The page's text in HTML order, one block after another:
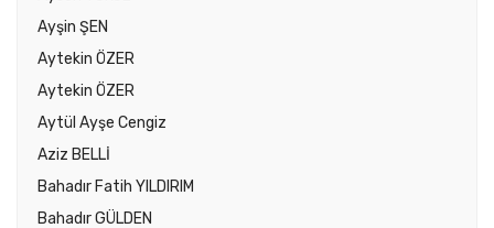
Ayşin ŞEN
Aytekin ÖZER
Aytekin ÖZER
Aytül Ayşe Cengiz
Aziz BELLİ
Bahadır Fatih YILDIRIM
Bahadır GÜLDEN